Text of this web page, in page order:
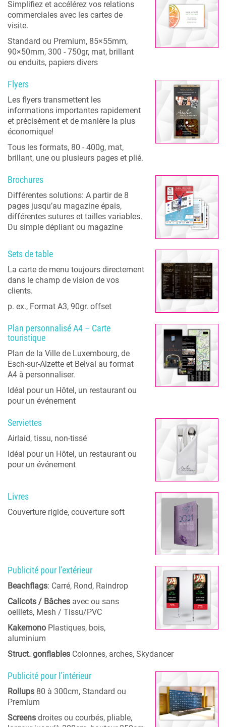
Simplifiez et accélérez vos relations
commerciales avec les cartes de
visite.
Standard ou Premium, 85×55mm,
90×50mm, 300 - 750gr, mat, brillant
ou enduits, papiers divers
Flyers
Les flyers transmettent les
informations importantes rapidement
et précisément et de manière la plus
économique!
Tous les formats, 80 - 400g, mat,
brillant, une ou plusieurs pages et plié.
Brochures
Différentes solutions: A partir de 8
pages jusqu’au magazine épais,
différentes sutures et tailles variables.
Du simple dépliant ou magazine
Sets de table
La carte de menu toujours directement
dans le champ de vision de vos
clients.
p. ex., Format A3, 90gr. offset
Plan personnalisé A4 – Carte
touristique
Plan de la Ville de Luxembourg, de
Esch-sur-Alzette et Belval au format
A4 à personnaliser.
Idéal pour un Hôtel, un restaurant ou
pour un événement
Serviettes
Airlaid, tissu, non-tissé
Idéal pour un Hôtel, un restaurant ou
pour un événement
Livres
Couverture rigide, couverture soft
Publicité pour l’extérieur
Beachflags: Carré, Rond, Raindrop
Calicots / Bâches avec ou sans
oeillets, Mesh / Tissu/PVC
Kakemono Plastiques, bois,
aluminium
Struct. gonflables Colonnes, arches, Skydancer
Publicité pour l’intérieur
Rollups 80 à 300cm, Standard ou
Premium
Screens droites ou courbés, pliable,